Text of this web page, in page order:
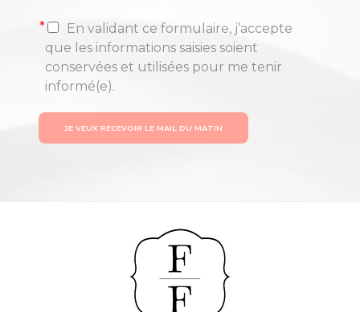
*
En validant ce formulaire, j’accepte
que les informations saisies soient
conservées et utilisées pour me tenir
informé(e).
JE VEUX RECEVOIR LE MAIL DU MATIN